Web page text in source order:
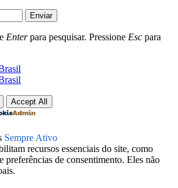
Enviar
Enterpara pesquisar. Pressione Esc para
Accept All
Sempre Ativo
recursos essenciais do site, como
preferências de consentimento. Eles não